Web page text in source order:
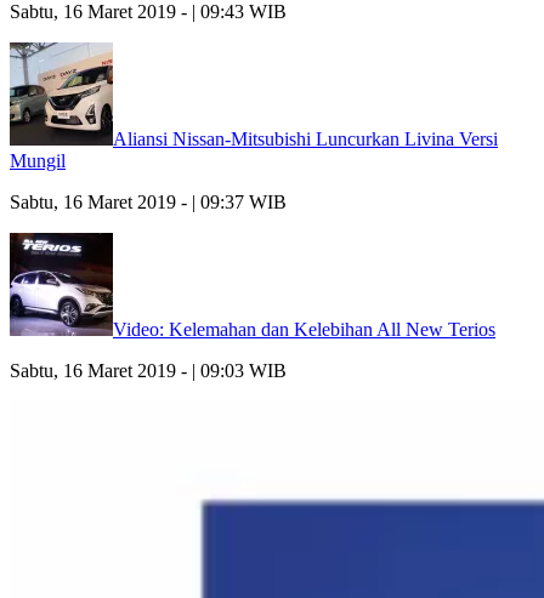
Sabtu, 16 Maret 2019 - | 09:43 WIB
Aliansi Nissan-Mitsubishi Luncurkan Livina Versi
Mungil
Sabtu, 16 Maret 2019 - | 09:37 WIB
Video: Kelemahan dan Kelebihan All New Terios
Sabtu, 16 Maret 2019 - | 09:03 WIB